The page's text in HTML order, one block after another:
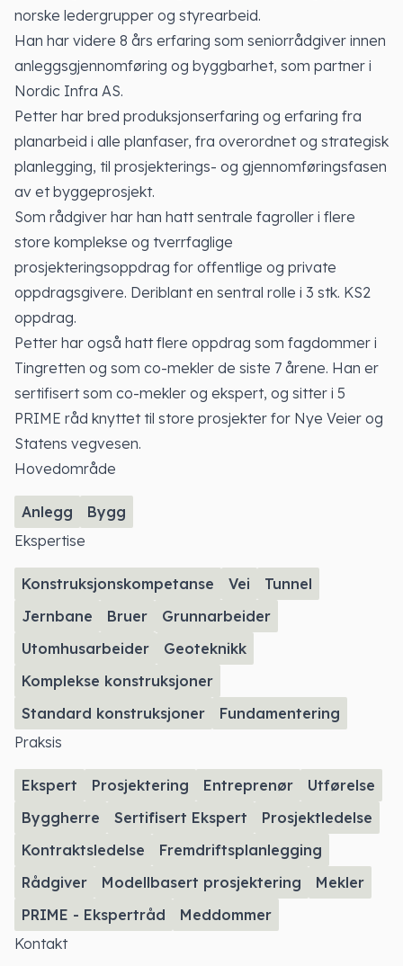
norske ledergrupper og styrearbeid.
Han har videre 8 års erfaring som seniorrådgiver innen
anleggsgjennomføring og byggbarhet, som partner i
Nordic Infra AS.
Petter har bred produksjonserfaring og erfaring fra
planarbeid i alle planfaser, fra overordnet og strategisk
planlegging, til prosjekterings- og gjennomføringsfasen
av et byggeprosjekt.
Som rådgiver har han hatt sentrale fagroller i flere
store komplekse og tverrfaglige
prosjekteringsoppdrag for offentlige og private
oppdragsgivere. Deriblant en sentral rolle i 3 stk. KS2
oppdrag.
Petter har også hatt flere oppdrag som fagdommer i
Tingretten og som co-mekler de siste 7 årene. Han er
sertifisert som co-mekler og ekspert, og sitter i 5
PRIME råd knyttet til store prosjekter for Nye Veier og
Statens vegvesen.
Hovedområde
Anlegg
Bygg
Ekspertise
Konstruksjonskompetanse Vei
Tunnel
Jernbane
Bruer
Grunnarbeider
Utomhusarbeider
Geoteknikk
Komplekse konstruksjoner
Standard konstruksjoner
Fundamentering
Praksis
Ekspert Prosjektering Entreprenør
Utførelse
Byggherre
Sertifisert Ekspert
Prosjektledelse
Kontraktsledelse
Fremdriftsplanlegging
Rådgiver
Modellbasert prosjektering
Mekler
PRIME - Ekspertråd
Meddommer
Kontakt